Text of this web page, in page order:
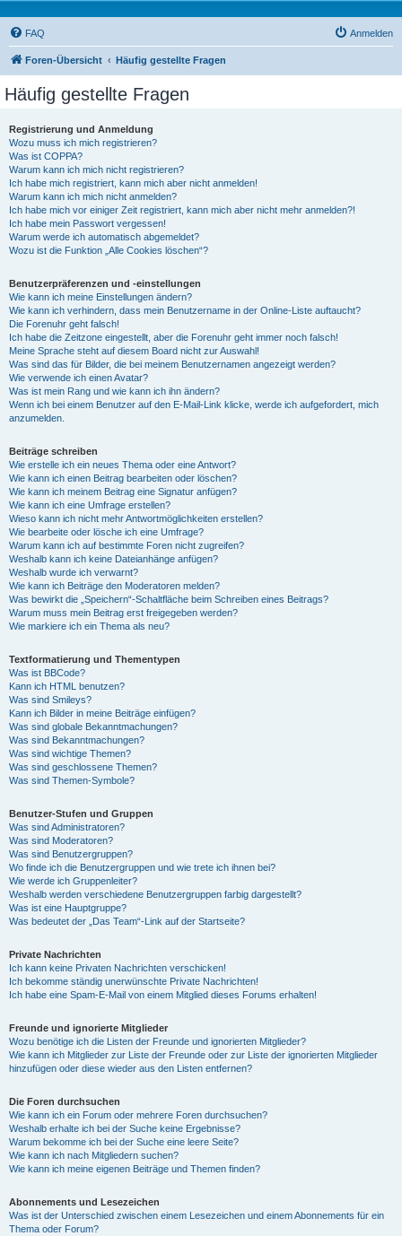
FAQ Anmelden
Foren-Übersicht Häufig gestellte Fragen
Häufig gestellte Fragen
Registrierung und Anmeldung
Wozu muss ich mich registrieren?
Was ist COPPA?
Warum kann ich mich nicht registrieren?
Ich habe mich registriert, kann mich aber nicht anmelden!
Warum kann ich mich nicht anmelden?
Ich habe mich vor einiger Zeit registriert, kann mich aber nicht mehr anmelden?!
Ich habe mein Passwort vergessen!
Warum werde ich automatisch abgemeldet?
Wozu ist die Funktion „Alle Cookies löschen“?
Benutzerpräferenzen und -einstellungen
Wie kann ich meine Einstellungen ändern?
Wie kann ich verhindern, dass mein Benutzername in der Online-Liste auftaucht?
Die Forenuhr geht falsch!
Ich habe die Zeitzone eingestellt, aber die Forenuhr geht immer noch falsch!
Meine Sprache steht auf diesem Board nicht zur Auswahl!
Was sind das für Bilder, die bei meinem Benutzernamen angezeigt werden?
Wie verwende ich einen Avatar?
Was ist mein Rang und wie kann ich ihn ändern?
Wenn ich bei einem Benutzer auf den E-Mail-Link klicke, werde ich aufgefordert, mich
anzumelden.
Beiträge schreiben
Wie erstelle ich ein neues Thema oder eine Antwort?
Wie kann ich einen Beitrag bearbeiten oder löschen?
Wie kann ich meinem Beitrag eine Signatur anfügen?
Wie kann ich eine Umfrage erstellen?
Wieso kann ich nicht mehr Antwortmöglichkeiten erstellen?
Wie bearbeite oder lösche ich eine Umfrage?
Warum kann ich auf bestimmte Foren nicht zugreifen?
Weshalb kann ich keine Dateianhänge anfügen?
Weshalb wurde ich verwarnt?
Wie kann ich Beiträge den Moderatoren melden?
Was bewirkt die „Speichern“-Schaltfläche beim Schreiben eines Beitrags?
Warum muss mein Beitrag erst freigegeben werden?
Wie markiere ich ein Thema als neu?
Textformatierung und Thementypen
Was ist BBCode?
Kann ich HTML benutzen?
Was sind Smileys?
Kann ich Bilder in meine Beiträge einfügen?
Was sind globale Bekanntmachungen?
Was sind Bekanntmachungen?
Was sind wichtige Themen?
Was sind geschlossene Themen?
Was sind Themen-Symbole?
Benutzer-Stufen und Gruppen
Was sind Administratoren?
Was sind Moderatoren?
Was sind Benutzergruppen?
Wo finde ich die Benutzergruppen und wie trete ich ihnen bei?
Wie werde ich Gruppenleiter?
Weshalb werden verschiedene Benutzergruppen farbig dargestellt?
Was ist eine Hauptgruppe?
Was bedeutet der „Das Team“-Link auf der Startseite?
Private Nachrichten
Ich kann keine Privaten Nachrichten verschicken!
Ich bekomme ständig unerwünschte Private Nachrichten!
Ich habe eine Spam-E-Mail von einem Mitglied dieses Forums erhalten!
Freunde und ignorierte Mitglieder
Wozu benötige ich die Listen der Freunde und ignorierten Mitglieder?
Wie kann ich Mitglieder zur Liste der Freunde oder zur Liste der ignorierten Mitglieder
hinzufügen oder diese wieder aus den Listen entfernen?
Die Foren durchsuchen
Wie kann ich ein Forum oder mehrere Foren durchsuchen?
Weshalb erhalte ich bei der Suche keine Ergebnisse?
Warum bekomme ich bei der Suche eine leere Seite?
Wie kann ich nach Mitgliedern suchen?
Wie kann ich meine eigenen Beiträge und Themen finden?
Abonnements und Lesezeichen
Was ist der Unterschied zwischen einem Lesezeichen und einem Abonnements für ein
Thema oder Forum?